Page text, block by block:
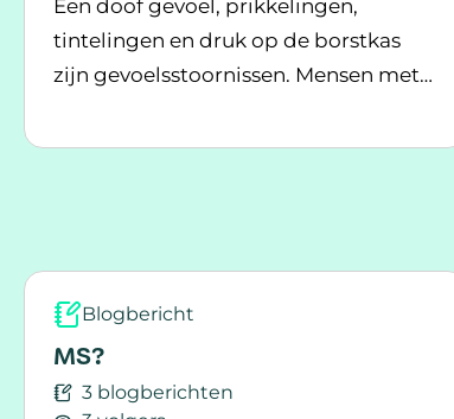
in handen en voeten
Een doof gevoel, prikkelingen,
tintelingen en druk op de borstkas
zijn gevoelsstoornissen. Mensen met
Blogbericht
MS?
3 blogberichten